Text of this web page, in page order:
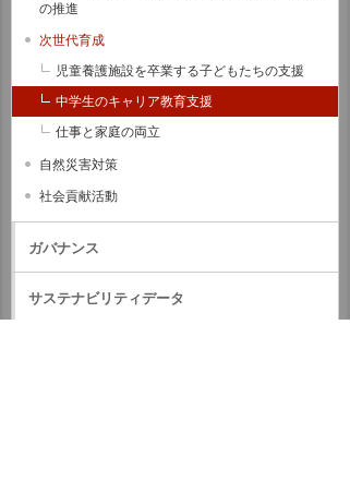
の推進
次世代育成
児童養護施設を卒業する子どもたちの支援
中学生のキャリア教育支援
仕事と家庭の両立
自然災害対策
社会貢献活動
ガバナンス
サステナビリティデータ